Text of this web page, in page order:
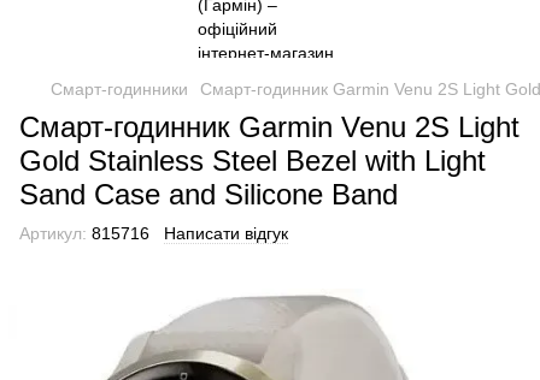
Смарт-годинники Смарт-годинник Garmin Venu 2S Light
Смарт-годинник Garmin Venu 2S Light
Gold Stainless Steel Bezel with Light
Sand Case and Silicone Band
Артикул: 815716 Написати відгук